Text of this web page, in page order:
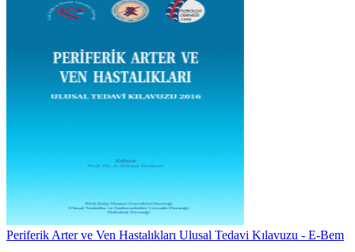
Periferik Arter ve Ven Hastalıkları Ulusal Tedavi Kılavuzu - E-Bem